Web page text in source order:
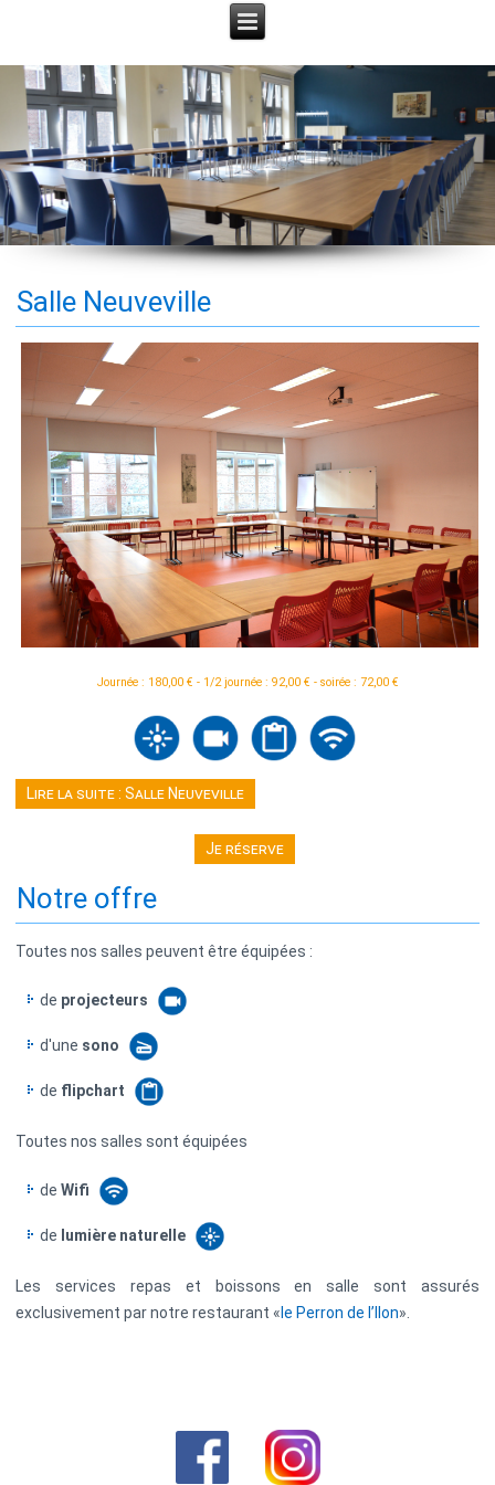
Salle Neuveville
Journée : 180,00 € - 1/2 journée : 92,00 € - soirée : 72,00 €
Lire la suite : Salle Neuveville
Je réserve
Notre offre
Toutes nos salles peuvent être équipées :
de projecteurs
d'une sono
de flipchart
Toutes nos salles sont équipées
deWifi
de lumière naturelle
Les services repas et boissons en salle sont assurés
exclusivement par notre restaurant « le Perron de l’Ilon».